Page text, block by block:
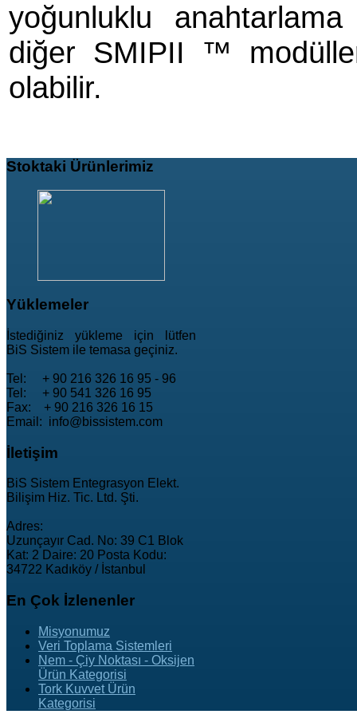
yoğunluklu
diğer SMIPII ™
olabilir.
Stoktaki Ürünlerimiz
Yüklemeler
İstediğiniz yükleme için lütfen
BiS Sistem ile temasa geçiniz.
Tel: + 90 216 326 16 95 - 96
Tel: + 90 541 326 16 95
Fax: + 90 216 326 16 15
Email: info@bissistem.com
İletişim
BiS Sistem Entegrasyon Elekt.
Bilişim Hiz. Tic. Ltd. Şti.
Adres:
Uzunçayır Cad. No: 39 C1 Blok
Kat: 2 Daire: 20 Posta Kodu:
34722 Kadıköy / İstanbul
En Çok İzlenenler
Misyonumuz
Veri Toplama Sistemleri
Nem - Çiy Noktası - Oksijen
Ürün Kategorisi
Tork Kuvvet Ürün
Kategorisi